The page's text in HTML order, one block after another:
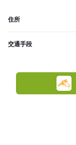
住所
交通手段